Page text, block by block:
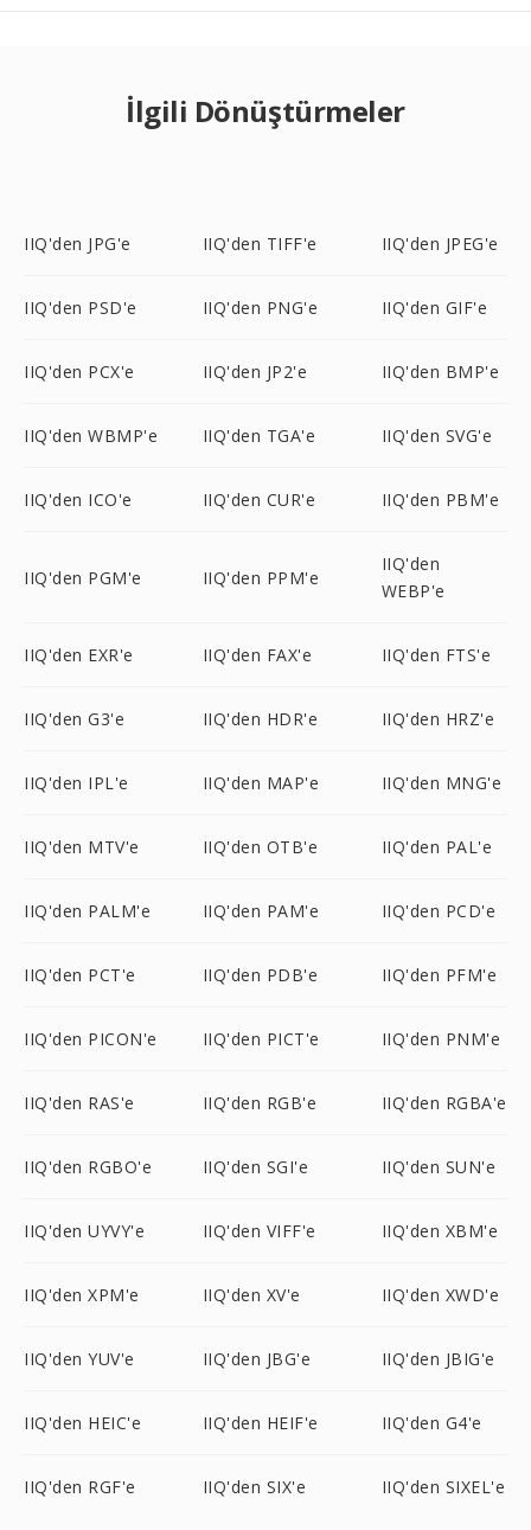
İlgili Dönüştürmeler
IIQ'den JPG'e IIQ'den TIFF'e IIQ'den JPEG'e
IIQ'den PSD'e IIQ'den PNG'e IIQ'den GIF'e
IIQ'den PCX'e IIQ'den JP2'e IIQ'den BMP'e
IIQ'den WBMP'e IIQ'den TGA'e IIQ'den SVG'e
IIQ'den ICO'e IIQ'den CUR'e IIQ'den PBM'e
IIQ'den PGM'e IIQ'den PPM'e
IIQ'den
WEBP'e
IIQ'den EXR'e IIQ'den FAX'e IIQ'den FTS'e
IIQ'den G3'e IIQ'den HDR'e IIQ'den HRZ'e
IIQ'den IPL'e IIQ'den MAP'e IIQ'den MNG'e
IIQ'den MTV'e IIQ'den OTB'e IIQ'den PAL'e
IIQ'den PALM'e IIQ'den PAM'e IIQ'den PCD'e
IIQ'den PCT'e IIQ'den PDB'e IIQ'den PFM'e
IIQ'den PICON'e IIQ'den PICT'e IIQ'den PNM'e
IIQ'den RAS'e IIQ'den RGB'e IIQ'den RGBA'e
IIQ'den RGBO'e IIQ'den SGI'e IIQ'den SUN'e
IIQ'den UYVY'e IIQ'den VIFF'e IIQ'den XBM'e
IIQ'den XPM'e IIQ'den XV'e IIQ'den XWD'e
IIQ'den YUV'e IIQ'den JBG'e IIQ'den JBIG'e
IIQ'den HEIC'e IIQ'den HEIF'e IIQ'den G4'e
IIQ'den RGF'e IIQ'den SIX'e IIQ'den SIXEL'e